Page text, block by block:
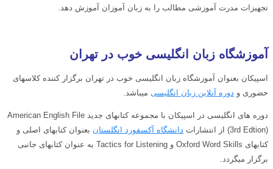
تجهیزات مدرت آموزشی مطالب را به زبان آموزان آموزش دهد.
آموزشگاه زبان انگلیسی خوب در تهران
اسپیکان بعنوان آموزشگاه زبان انگلیسی خوب در تهران برگزار کننده کلاسهای
حضوری و دوره آنلاین زبان انگلیسی میباشد.
دوره های انگلیسی در اسپیکان با مجموعه کتابهای جدید American English File
(3rd Edtion) از انتشارات
دانشگاه آکسفورد انگلستان بعنوان کتابهای اصلی و
کتابهای Oxford Word Skills و Tactics for Listening به عنوان کتابهای جانبی
برگزار میگردد.